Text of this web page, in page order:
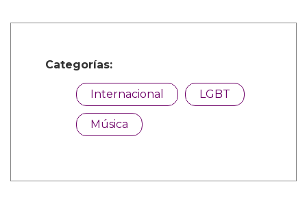
Categorías:
Internacional LGBT
Música